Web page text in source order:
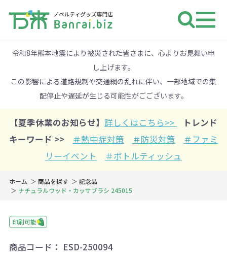
令和8年熊本地震により被災された皆さまに、心よりお見舞い申
し上げます。
この影響による道路規制や交通網の乱れに伴い、一部地域での集
配停止や遅延が生じる可能性がごございます。
【夏季休業のお知らせ】 詳しくはこちら>>
トレンド
キーワード >>
＃熱中症対策 ＃防災対策
＃ファミ
リーイベント
＃ボトルティッシュ
ホーム 商品を探す
記念品
ナチュラルウッド・カッサブラシ 245015
印刷可能
商品コード： ESD-250094